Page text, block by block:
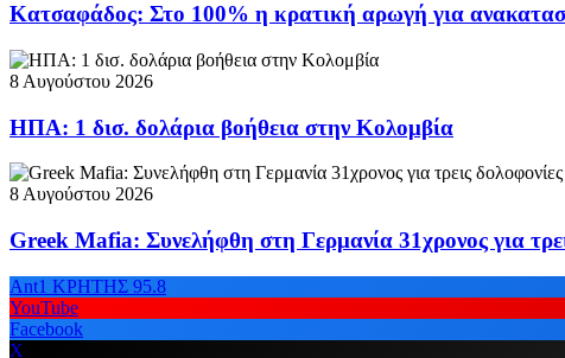
Κατσαφάδος: Στο 100% η κρατική αρωγή για
8 Αυγούστου 2026
ΗΠΑ: 1 δισ. δολάρια βοήθεια στην Κολομβία
8 Αυγούστου 2026
Greek Mafia: Συνελήφθη στη Γερμανία 31χρονος για
Ant1 ΚΡΗΤΗΣ 95.8
YouTube
Facebook
X